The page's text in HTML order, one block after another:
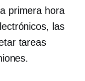
primera hora
las
tareas